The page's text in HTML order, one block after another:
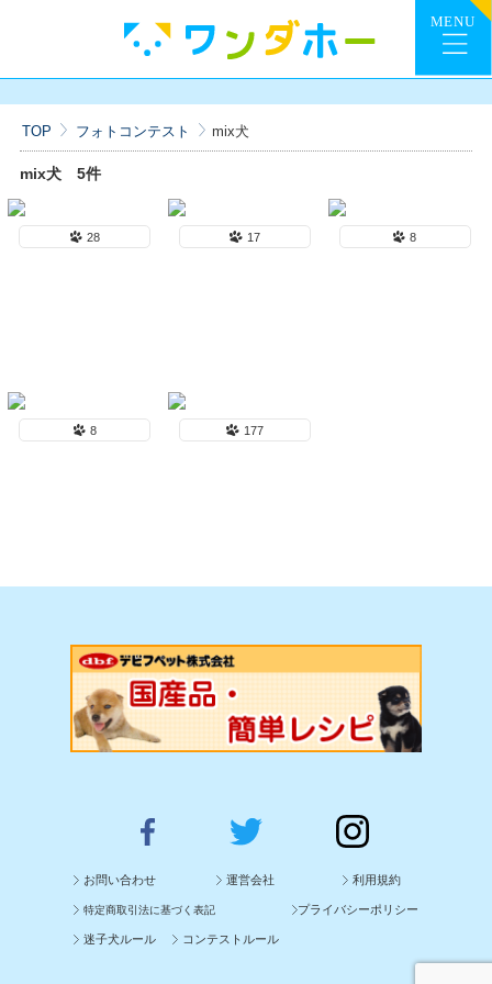
TOP フォトコンテスト mix犬
mix犬 5件
28 17 8
8 177
お問い合わせ 運営会社 利用規約
特定商取引法に基づく表記 プライバシーポリシー
迷子犬ルール コンテストルール